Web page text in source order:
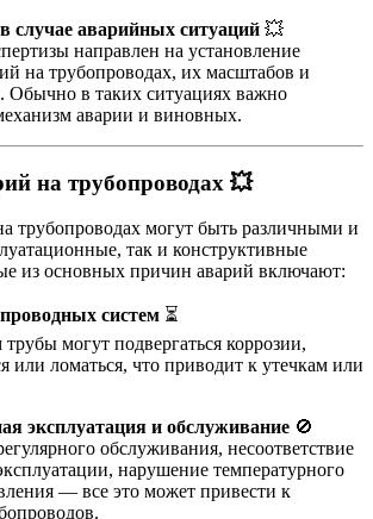
случае аварийных ситуаций 💥
направлен на установление
на трубопроводах, их масштабов и
Обычно в таких ситуациях важно
аварии и виновных.
на трубопроводах 💥
трубопроводах могут быть различными и
так и конструктивные
из основных причин аварий включают:
систем ⏳
могут подвергаться коррозии,
или ломаться, что приводит к утечкам или
эксплуатация и обслуживание 🚫
обслуживания, несоответствие
нарушение температурного
— все это может привести к